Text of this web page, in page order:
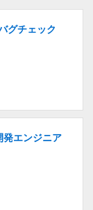
グチェック
エンジニア